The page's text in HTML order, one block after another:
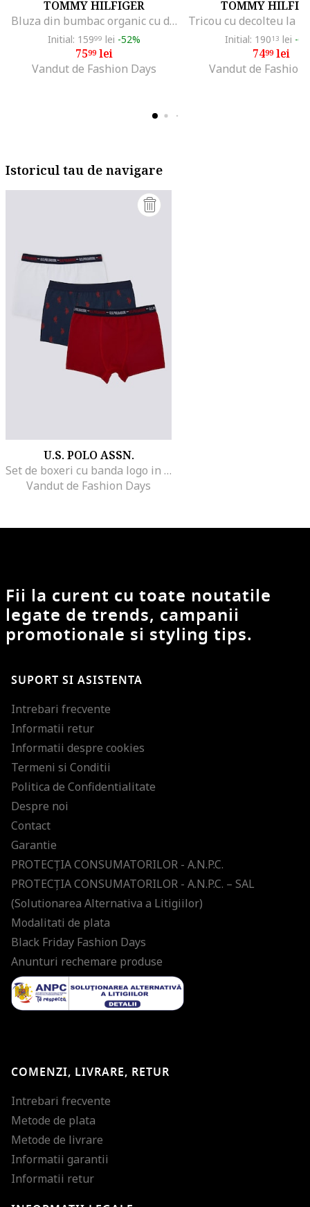
TOMMY HILFIGER
Bluza din bumbac organic cu detaliu logo, Bleumarin
Initial: 15999 lei -52%
7599lei
Vandut de Fashion Days
TOMMY
Initial: 19013 lei -
7499lei
Vandut de Fashion
Istoricul tau de navigare
U.S. POLO ASSN.
Set de boxeri cu banda logo in talie - 3 perechi, Rosu inchis/Bleumarin
Vandut de Fashion Days
Fii la curent cu toate noutatile
legate de trends, campanii
promotionale si styling tips.
SUPORT SI ASISTENTA
Intrebari frecvente
Informatii retur
Informatii despre cookies
Termeni si Conditii
Politica de Confidentialitate
Despre noi
Contact
Garantie
PROTECŢIA CONSUMATORILOR - A.N.P.C.
PROTECŢIA CONSUMATORILOR - A.N.P.C. – SAL
(Solutionarea Alternativa a Litigiilor)
Modalitati de plata
Black Friday Fashion Days
Anunturi rechemare produse
COMENZI, LIVRARE, RETUR
Intrebari frecvente
Metode de plata
Metode de livrare
Informatii garantii
Informatii retur